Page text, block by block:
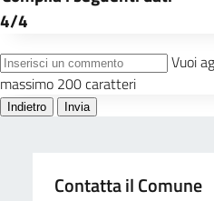
Contatta il Comune